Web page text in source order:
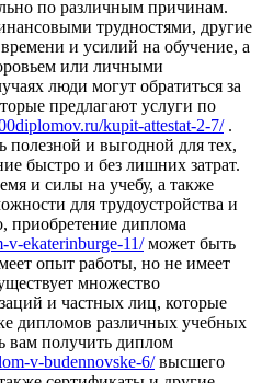
по различным причинам.
трудностями, другие
и усилий на обучение, а
или личными
люди могут обратиться за
предлагают услуги по
kupit-attestat-2-7/.
и выгодной для тех,
быстро и без лишних затрат.
и силы на учебу, а также
для трудоустройства и
приобретение диплома
ekaterinburge-11/может быть
опыт работы, но не имеет
множество
и частных лиц, которые
дипломов различных учебных
вам получить диплом
v-budennovske-6/высшего